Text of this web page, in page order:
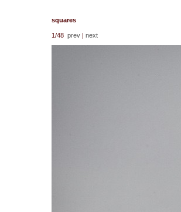
squares
1/48 prev | next